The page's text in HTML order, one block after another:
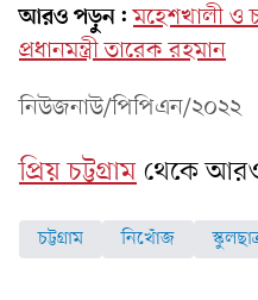
আরও পড়ুন: মহেশখালী ও
প্রধানমন্ত্রী তারেক রহমান
নিউজনাউ/পিপিএন/২০২২
প্রিয় চট্টগ্রামথেকে
চট্টগ্রাম নিখোঁজ